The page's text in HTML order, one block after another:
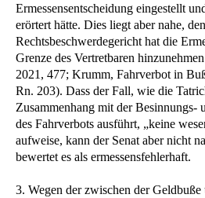
Ermessensentscheidung eingestellt
erörtert hätte. Dies liegt aber nahe,
Rechtsbeschwerdegericht hat die
Grenze des Vertretbaren
2021, 477; Krumm, Fahrverbot in
Rn. 203). Dass der Fall, wie die
Zusammenhang mit der Besinnungs-
des Fahrverbots ausführt, „keine
aufweise, kann der Senat aber nicht
bewertet es als ermessensfehlerhaft.
3. Wegen der zwischen der